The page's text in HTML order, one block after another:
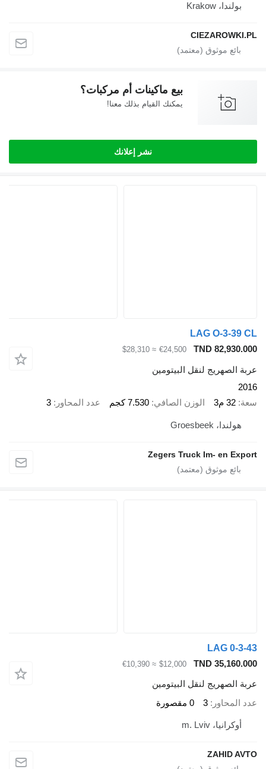
بولندا، Krakow
CIEZAROWKI.PL
بيع ماكينات أم مركبات؟
يمكنك القيام بذلك معنا!
نشر إعلانك
LAG O-3-39 CL
TND 82,930.000
€24,500
≈ $28,310
عربة الصهريج لنقل البيتومين
2016
سعة 32 م3 الوزن الصافي 7.530 كجم عدد المحاور 3
هولندا، Groesbeek
Zegers Truck Im- en Export
LAG 0-3-43
TND 35,160.000
$12,000
≈ €10,390
عربة الصهريج لنقل البيتومين
عدد المحاور
3 0 مقصورة
أوكرانيا، m. Lviv
ZAHID AVTO